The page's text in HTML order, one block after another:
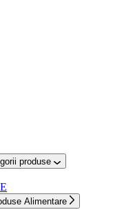
produse
Alimentare